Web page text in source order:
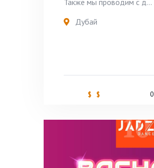
Также мы проводим с д...
Дубай
$ $ 0